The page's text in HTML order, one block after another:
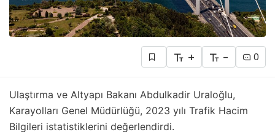
+ - 0
Ulaştırma ve Altyapı Bakanı Abdulkadir Uraloğlu,
Karayolları Genel Müdürlüğü, 2023 yılı Trafik Hacim
Bilgileri istatistiklerini değerlendirdi.